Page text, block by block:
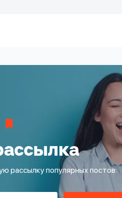
рассылку популярных постов: